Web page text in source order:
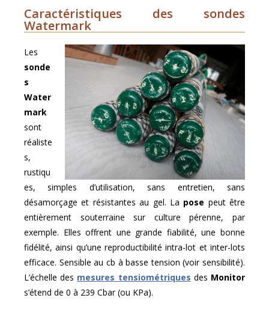
Caractéristiques des sondes
Watermark
Les
sonde
s
Water
mark
sont
réaliste
s,
rustiqu
es, simples d’utilisation, sans entretien, sans
désamorçage et résistantes au gel. La pose peut être
entièrement souterraine sur culture pérenne, par
exemple. Elles offrent une grande fiabilité, une bonne
fidélité, ainsi qu’une reproductibilité intra-lot et inter-lots
efficace. Sensible au cb à basse tension (voir sensibilité).
L’échelle des mesures tensiométriques des Monitor
s’étend de 0 à 239 Cbar (ou KPa).